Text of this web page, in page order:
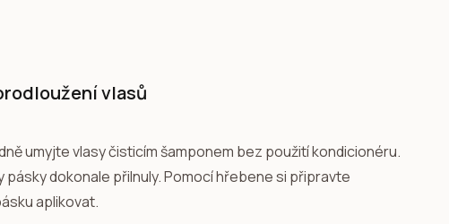
vlasů
umyjte vlasy čisticím šamponem bez použití kondicionéru.
dokonale přilnuly. Pomocí hřebene si připravte
aplikovat.